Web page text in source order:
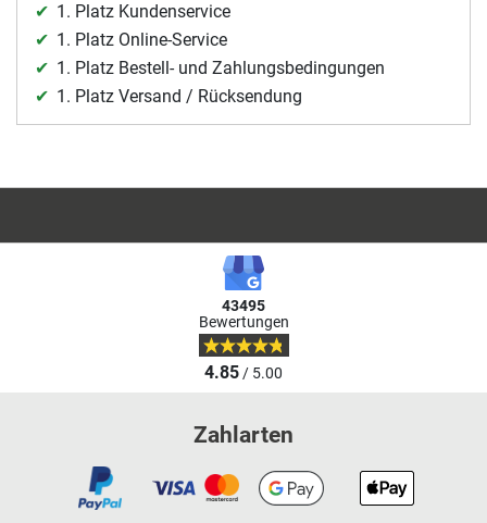
1. Platz Kundenservice
1. Platz Online-Service
1. Platz Bestell- und Zahlungsbedingungen
1. Platz Versand / Rücksendung
43495
Bewertungen
4.85/ 5.00
Zahlarten